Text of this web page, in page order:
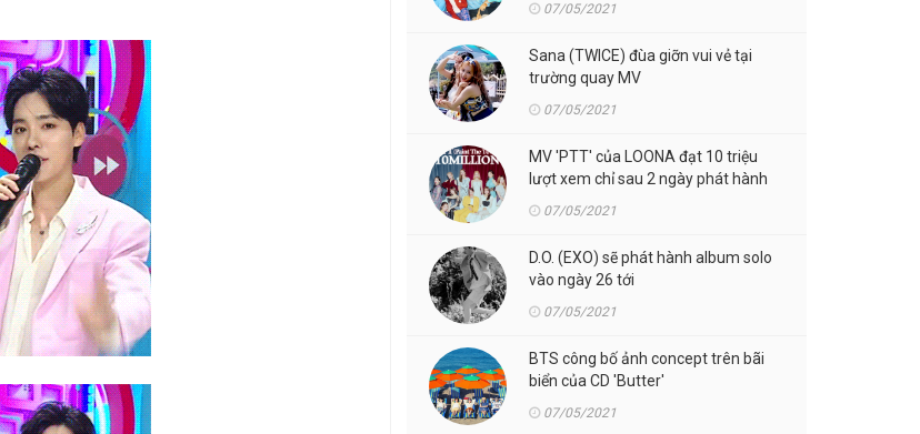
07/05/2021
Sana (TWICE) đùa giỡn vui vẻ tại
trường quay MV
07/05/2021
MV 'PTT' của LOONA đạt 10 triệu
lượt xem chỉ sau 2 ngày phát hành
07/05/2021
D.O. (EXO) sẽ phát hành album solo
vào ngày 26 tới
07/05/2021
BTS công bố ảnh concept trên bãi
biển của CD 'Butter'
07/05/2021